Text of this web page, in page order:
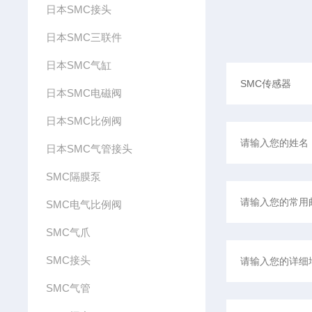
日本SMC接头
日本SMC三联件
日本SMC气缸
日本SMC电磁阀
日本SMC比例阀
日本SMC气管接头
SMC隔膜泵
SMC电气比例阀
SMC气爪
SMC接头
SMC气管